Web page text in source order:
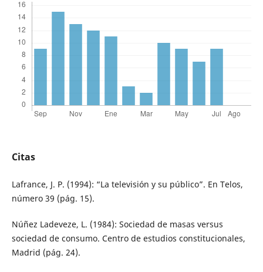
Citas
Lafrance, J. P. (1994): “La televisión y su público”. En Telos,
número 39 (pág. 15).
Núñez Ladeveze, L. (1984): Sociedad de masas versus
sociedad de consumo. Centro de estudios constitucionales,
Madrid (pág. 24).